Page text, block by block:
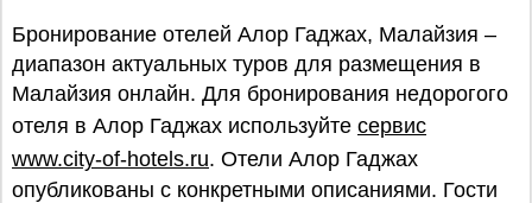
Бронирование отелей Алор Гаджах, Малайзия –
диапазон актуальных туров для размещения в
Малайзия онлайн. Для бронирования недорогого
отеля в Алор Гаджах используйте сервис
www.city-of-hotels.ru. Отели Алор Гаджах
опубликованы с конкретными описаниями. Гости